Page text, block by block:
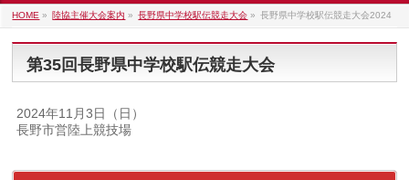
HOME » 陸協主催大会案内 » 長野県中学校駅伝競走大会 » 長野県中学校駅伝競走大会2024
第35回長野県中学校駅伝競走大会
2024年11月3日（日）
長野市営陸上競技場